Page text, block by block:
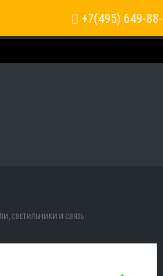
+7(495) 649-
СВЕТИЛЬНИКИ И СВЯЗЬ